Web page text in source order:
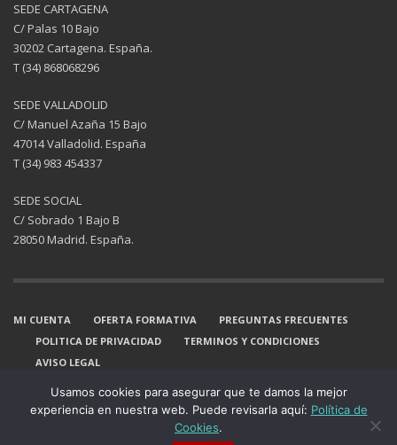
SEDE CARTAGENA
C/ Palas 10 Bajo
30202 Cartagena. España.
T (34) 868068296
SEDE VALLADOLID
C/ Manuel Azaña 15 Bajo
47014 Valladolid. España
T (34) 983 454337
SEDE SOCIAL
C/ Sobrado 1 Bajo B
28050 Madrid. España.
MI CUENTA OFERTA FORMATIVA
PREGUNTAS FRECUENTES
POLITICA DE PRIVACIDAD
TERMINOS Y CONDICIONES
AVISO LEGAL
GET SOCIAL
© 2025. EZOS. Todos los derechos reservados
Usamos cookies para asegurar que te damos la mejor
experiencia en nuestra web. Puede revisarla aquí: Política de
Cookies.